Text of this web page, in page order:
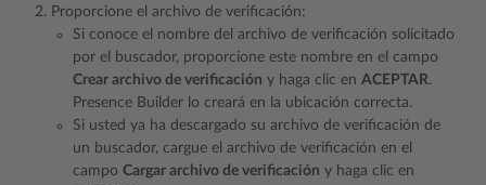
Proporcione el archivo de verificación:
Si conoce el nombre del archivo de verificación solicitado
por el buscador, proporcione este nombre en el campo
Crear archivo de verificación y haga clic en ACEPTAR.
Presence Builder lo creará en la ubicación correcta.
Si usted ya ha descargado su archivo de verificación de
un buscador, cargue el archivo de verificación en el
campo Cargar archivo de verificación y haga clic en